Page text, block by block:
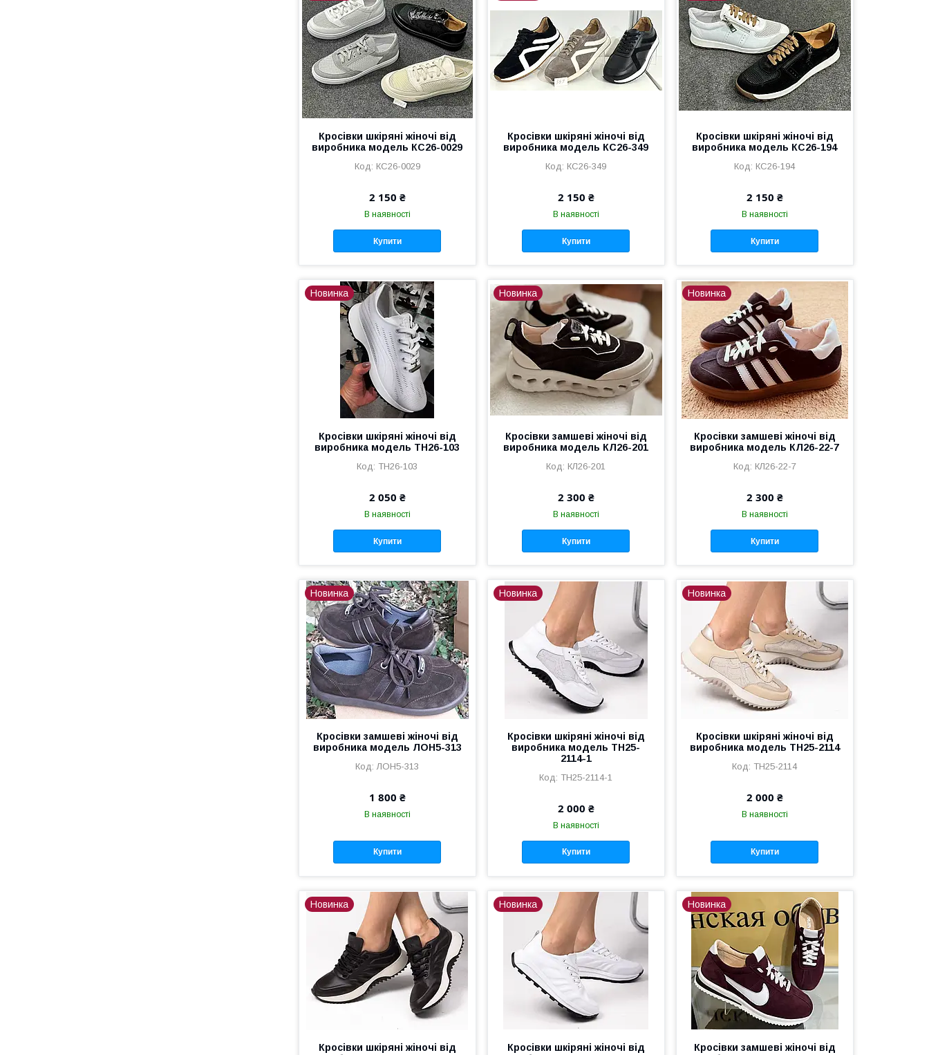
Кросівки шкіряні жіночі від
виробника модель КС26-0029
КС26-0029
2 150 ₴
В наявності
Купити
Кросівки шкіряні жіночі від
виробника модель КС26-349
КС26-349
2 150 ₴
В наявності
Купити
Кросівки шкіряні жіночі від
виробника модель КС26-194
КС26-194
2 150 ₴
В наявності
Купити
Новинка
Кросівки шкіряні жіночі від
виробника модель ТН26-103
ТН26-103
2 050 ₴
В наявності
Купити
Новинка
Кросівки замшеві жіночі від
виробника модель КЛ26-201
КЛ26-201
2 300 ₴
В наявності
Купити
Новинка
Кросівки замшеві жіночі від
виробника модель КЛ26-22-7
КЛ26-22-7
2 300 ₴
В наявності
Купити
Новинка
Кросівки замшеві жіночі від
виробника модель ЛОН5-313
ЛОН5-313
1 800 ₴
В наявності
Купити
Новинка
Кросівки шкіряні жіночі від
виробника модель ТН25-
2114-1
ТН25-2114-1
2 000 ₴
В наявності
Купити
Новинка
Кросівки шкіряні жіночі від
виробника модель ТН25-2114
ТН25-2114
2 000 ₴
В наявності
Купити
Новинка
Кросівки шкіряні жіночі від
Новинка
Кросівки шкіряні жіночі від
Новинка
Кросівки замшеві жіночі від